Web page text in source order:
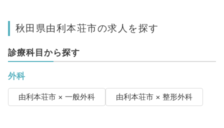
秋田県由利本荘市の求人を探す
診療科目から探す
外科
由利本荘市 × 一般外科 由利本荘市 × 整形外科